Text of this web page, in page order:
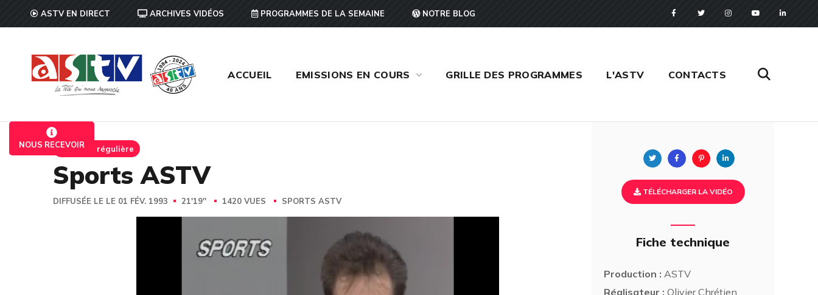
ASTV EN DIRECT ARCHIVES VIDÉOS PROGRAMMES DE LA SEMAINE NOTRE BLOG
ACCUEIL EMISSIONS EN COURS GRILLE DES PROGRAMMES L'ASTV CONTACTS
NOUS RECEVOIREmission régulière
Sports ASTV
DIFFUSÉE LE LE 01 FÉV. 1993 21'19'' 1420 VUES SPORTS ASTV
Twitter FacebookPinterest
TÉLÉCHARGER LA VIDÉO
Fiche technique
Production : ASTV
Réalisateur : Olivier Chrétien